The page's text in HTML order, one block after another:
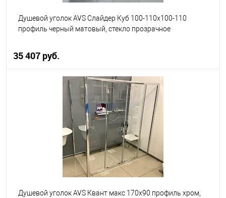
Душевой уголок AVS Слайдер Куб 100-110x100-110
профиль черный матовый, стекло прозрачное
35 407 руб.
В корзину
В наличии
Душевой уголок AVS Квант макс 170x90 профиль хром,